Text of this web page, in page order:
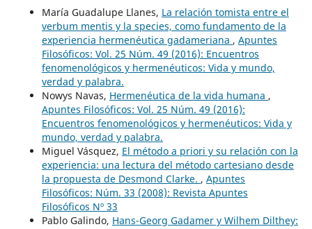
María Guadalupe Llanes, La relación tomista entre el
verbum mentis y la species, como fundamento de la
experiencia hermenéutica gadameriana , Apuntes
Filosóficos: Vol. 25 Núm. 49 (2016): Encuentros
fenomenológicos y hermenéuticos: Vida y mundo,
verdad y palabra.
Nowys Navas, Hermenéutica de la vida humana ,
Apuntes Filosóficos: Vol. 25 Núm. 49 (2016):
Encuentros fenomenológicos y hermenéuticos: Vida y
mundo, verdad y palabra.
Miguel Vásquez, El método a priori y su relación con la
experiencia: una lectura del método cartesiano desde
la propuesta de Desmond Clarke. , Apuntes
Filosóficos: Núm. 33 (2008): Revista Apuntes
Filosóficos Nº 33
Pablo Galindo, Hans-Georg Gadamer y Wilhem Dilthey: